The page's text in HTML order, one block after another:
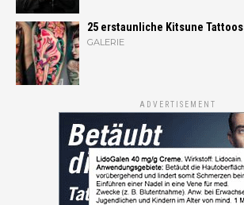
25 erstaunliche Kitsune Tattoos
GALERIE
ADVERTISEMENT